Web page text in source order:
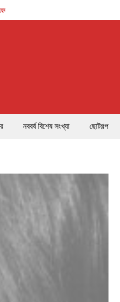
নববর্ষ বিশেষ সংখ্যা ছোটগল্প